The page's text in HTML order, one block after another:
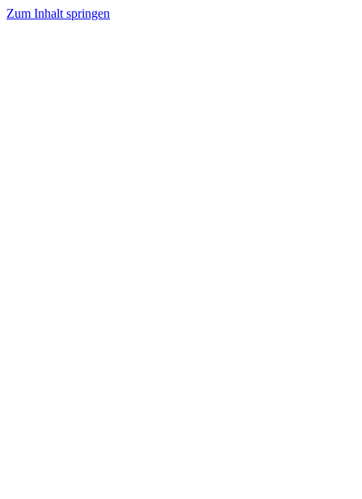
Zum Inhalt springen